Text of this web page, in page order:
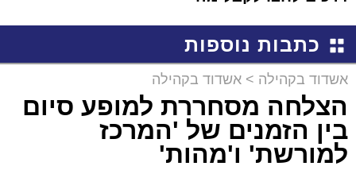
כתבות נוספות
אשדוד בקהילה > אשדוד בקהילה
הצלחה מסחררת למופע סיום
בין הזמנים של 'המרכז
למורשת' ו'מהות'